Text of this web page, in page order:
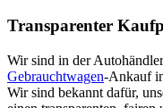
Transparenter
Wir sind in der
Gebrauchtwagen-Ankauf
Wir sind bekannt dafür,